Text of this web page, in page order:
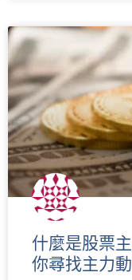
什麼是股票
你尋找主力